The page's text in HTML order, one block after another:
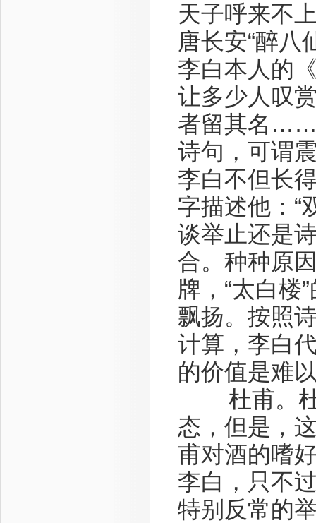
天子呼来不
唐长安“醉八
李白本人的
让多少人叹
者留其名……
诗句，可谓
李白不但长
字描述他：“
谈举止还是
合。种种原
牌，“太白楼
飘扬。按照
计算，李白
的价值是难
杜甫。杜
态，但是，
甫对酒的嗜
李白，只不
特别反常的